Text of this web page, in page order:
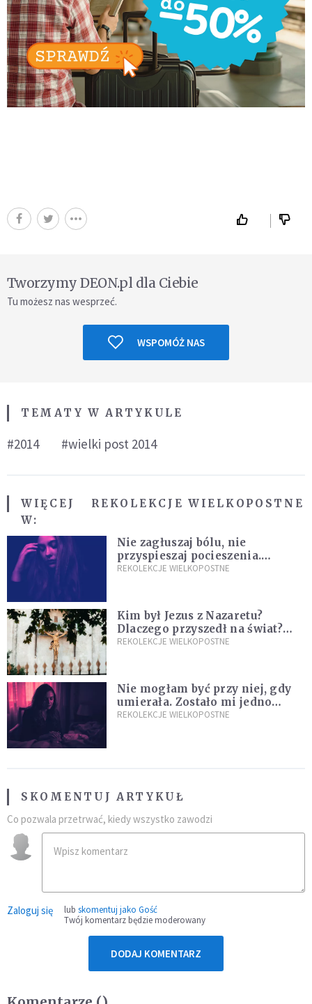
Tworzymy DEON.pl dla Ciebie
Tu możesz nas wesprzeć.
WSPOMÓŻ NAS
TEMATY W ARTYKULE
#2014 #wielki post 2014
WIĘCEJ
W:
REKOLEKCJE WIELKOPOSTNE
Nie zagłuszaj bólu, nie
przyspieszaj pocieszenia.
Przyjmij ciszę zamiast rzucać się
REKOLEKCJE WIELKOPOSTNE
Kim był Jezus z Nazaretu?
Dlaczego przyszedł na świat?
I dlaczego umarł?
REKOLEKCJE WIELKOPOSTNE
Nie mogłam być przy niej, gdy
umierała. Zostało mi jedno
wspomnienie [Siedem Boleści]
REKOLEKCJE WIELKOPOSTNE
SKOMENTUJ ARTYKUŁ
Co pozwala przetrwać, kiedy wszystko zawodzi
Zaloguj się lub skomentuj jako Gość
Twój komentarz będzie moderowany
DODAJ KOMENTARZ